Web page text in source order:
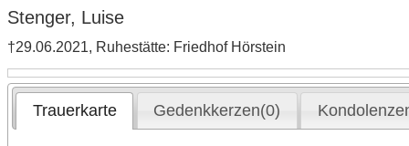
Stenger, Luise
†29.06.2021, Ruhestätte: Friedhof Hörstein
Trauerkarte Gedenkkerzen(0)